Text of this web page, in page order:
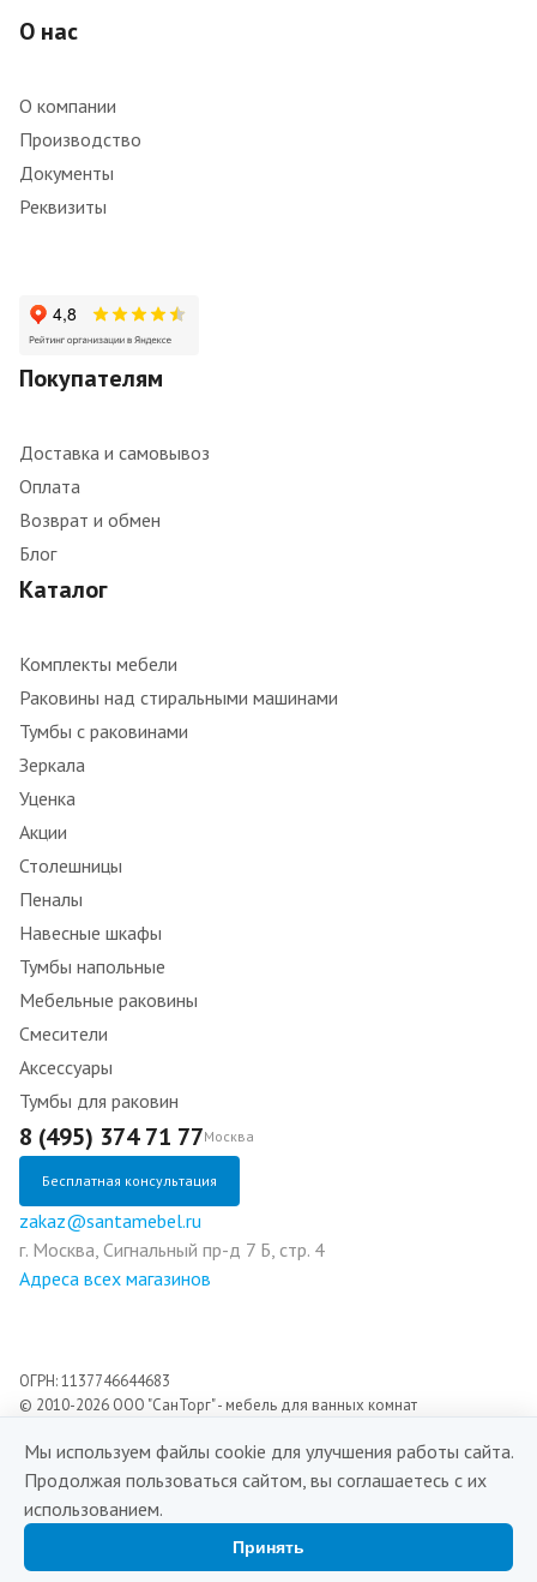
Каталог Войти Избранное Сравнение Корзина
О нас
О компании
Производство
Документы
Реквизиты
Покупателям
Доставка и самовывоз
Оплата
Возврат и обмен
Блог
Каталог
Комплекты мебели
Раковины над стиральными машинами
Тумбы с раковинами
Зеркала
Уценка
Акции
Столешницы
Пеналы
Навесные шкафы
Тумбы напольные
Мебельные раковины
Смесители
Аксессуары
Тумбы для раковин
8 (495) 374 71 77Москва
Бесплатная консультация
zakaz@santamebel.ru
г. Москва, Сигнальный пр-д 7 Б, стр. 4
Адреса всех магазинов
ОГРН: 1137746644683
© 2010-2026 ООО "СанТорг" - мебель для ванных комнат
Разработка сайта:Digital agency Champer
Мы используем файлы cookie для улучшения работы сайта.
Продолжая пользоваться сайтом, вы соглашаетесь с их
использованием.
Принять